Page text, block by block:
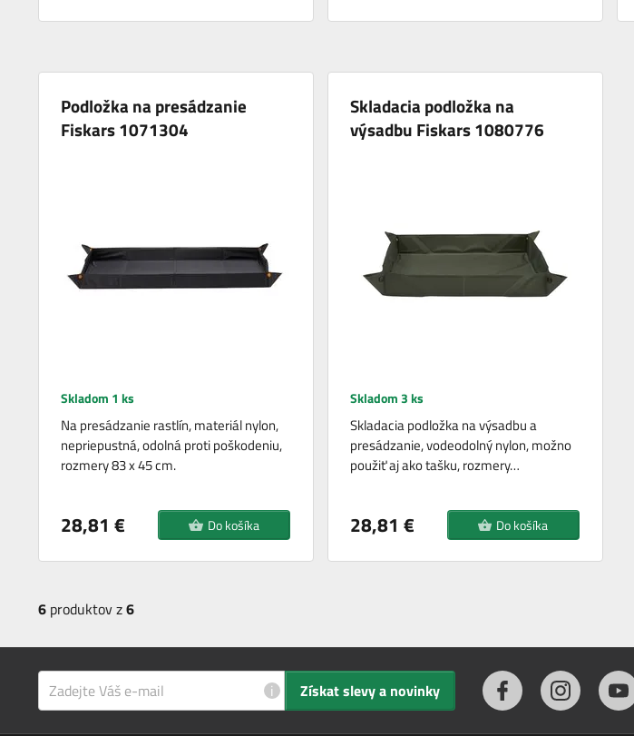
Podložka na presádzanie
Fiskars 1071304
Skladom 1 ks
Na presádzanie rastlín, materiál nylon,
nepriepustná, odolná proti poškodeniu,
rozmery 83 x 45 cm.
28,81 € Do košíka
Skladacia podložka na
výsadbu Fiskars 1080776
Skladom 3 ks
Skladacia podložka na výsadbu a
presádzanie, vodeodolný nylon, možno
použiť aj ako tašku, rozmery…
28,81 € Do košíka
6 produktov z6
i Získat slevy a novinky